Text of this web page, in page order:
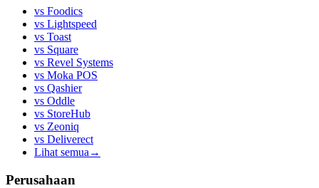
vs Foodics
vs Lightspeed
vs Toast
vs Square
vs Revel Systems
vs Moka POS
vs Qashier
vs Oddle
vs StoreHub
vs Zeoniq
vs Deliverect
Lihat semua →
Perusahaan